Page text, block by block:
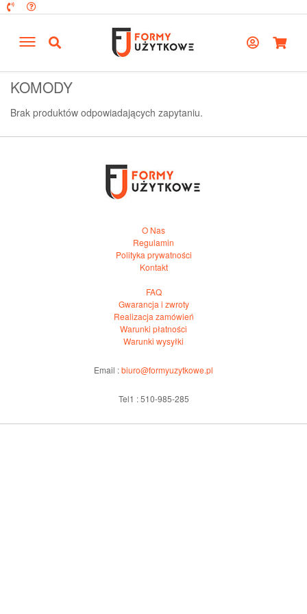
KOMODY
Brak produktów odpowiadających zapytaniu.
O Nas
Regulamin
Polityka prywatności
Kontakt
FAQ
Gwarancja i zwroty
Realizacja zamówień
Warunki płatności
Warunki wysyłki
Email :biuro@formyuzytkowe.pl
Tel1 : 510-985-285